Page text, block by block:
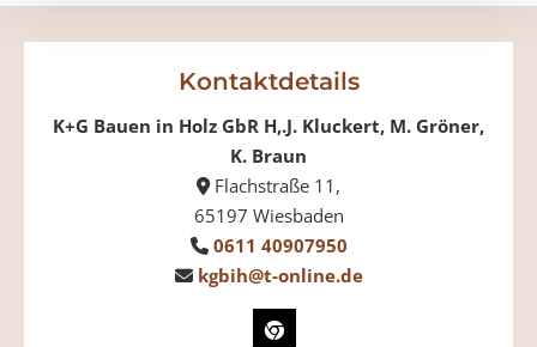
Kontaktdetails
K+G Bauen in Holz GbR H,.J. Kluckert, M. Gröner,
K. Braun
Flachstraße 11,
65197 Wiesbaden
 0611 40907950
 kgbih@t-online.de